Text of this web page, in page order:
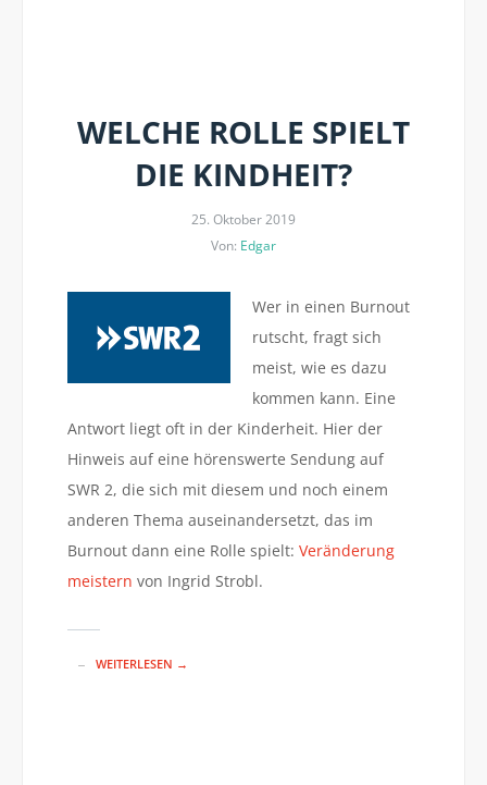
WELCHE ROLLE SPIELT
DIE KINDHEIT?
25. Oktober 2019
Von: Edgar
Wer in einen Burnout
rutscht, fragt sich
meist, wie es dazu
kommen kann. Eine
Antwort liegt oft in der Kinderheit. Hier der
Hinweis auf eine hörenswerte Sendung auf
SWR 2, die sich mit diesem und noch einem
anderen Thema auseinandersetzt, das im
Burnout dann eine Rolle spielt: Veränderung
meistern von Ingrid Strobl.
WEITERLESEN →